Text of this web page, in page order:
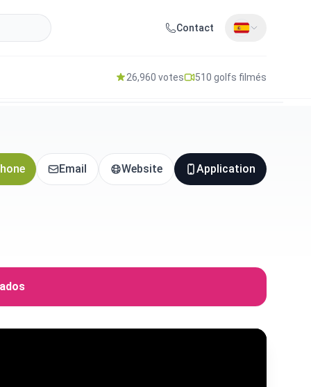
Contact
26,960 votes 510 golfs filmés
Email Website Application